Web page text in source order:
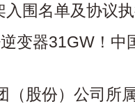
围名单及协议
逆变器31GW！
（股份）公司所